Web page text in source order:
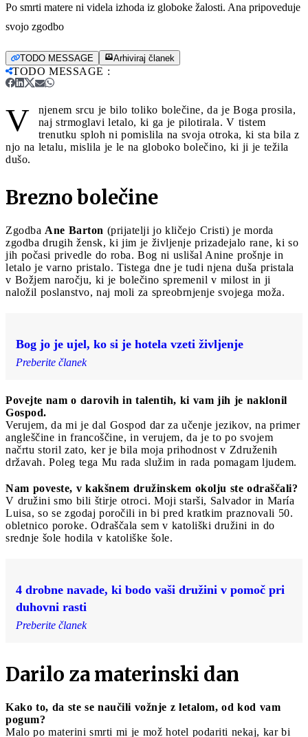
Po smrti matere ni videla izhoda iz globoke žalosti. Ana pripoveduje
svojo zgodbo
TODO MESSAGE Arhiviraj članek
TODO MESSAGE :
V
njenem srcu je bilo toliko bolečine, da je Boga prosila,
naj strmoglavi letalo, ki ga je pilotirala. V tistem
trenutku sploh ni pomislila na svoja otroka, ki sta bila z
njo na letalu, mislila je le na globoko bolečino, ki ji je težila
dušo.
Brezno bolečine
Zgodba Ane Barton (prijatelji jo kličejo Cristi) je morda
zgodba drugih žensk, ki jim je življenje prizadejalo rane, ki so
jih počasi privedle do roba. Bog ni uslišal Anine prošnje in
letalo je varno pristalo. Tistega dne je tudi njena duša pristala
v Božjem naročju, ki je bolečino spremenil v milost in ji
naložil poslanstvo, naj moli za spreobrnjenje svojega moža.
Bog jo je ujel, ko si je hotela vzeti življenje
Preberite članek
Povejte nam o darovih in talentih, ki vam jih je naklonil
Gospod.
Verujem, da mi je dal Gospod dar za učenje jezikov, na primer
angleščine in francoščine, in verujem, da je to po svojem
načrtu storil zato, ker je bila moja prihodnost v Združenih
državah. Poleg tega Mu rada služim in rada pomagam ljudem.
Nam poveste, v kakšnem družinskem okolju ste odraščali?
V družini smo bili štirje otroci. Moji starši, Salvador in María
Luisa, so se zgodaj poročili in bi pred kratkim praznovali 50.
obletnico poroke. Odraščala sem v katoliški družini in do
srednje šole hodila v katoliške šole.
4 drobne navade, ki bodo vaši družini v pomoč pri
duhovni rasti
Preberite članek
Darilo za materinski dan
Kako to, da ste se naučili vožnje z letalom, od kod vam
pogum?
Malo po materini smrti mi je mož hotel podariti nekaj, kar bi